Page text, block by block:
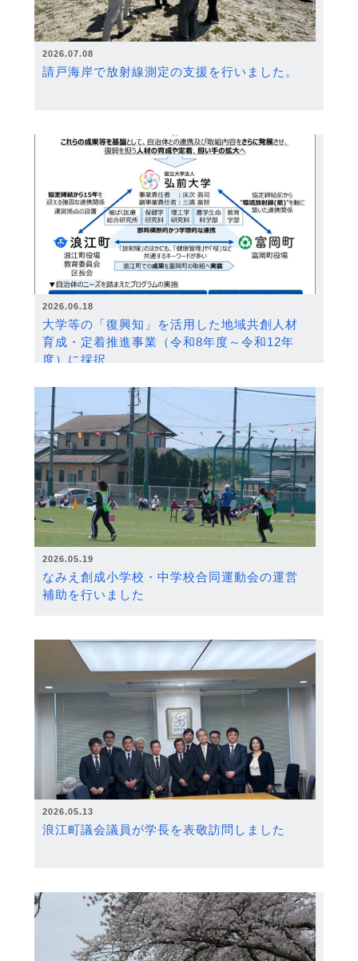
2026.07.08
請戸海岸で放射線測定の支援を行いました。
2026.06.18
大学等の「復興知」を活用した地域共創人材
育成・定着推進事業（令和8年度～令和12年
度）に採択
2026.05.19
なみえ創成小学校・中学校合同運動会の運営
補助を行いました
2026.05.13
浪江町議会議員が学長を表敬訪問しました